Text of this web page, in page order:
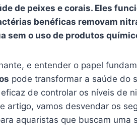
de peixes e corais. Eles
benéficas removam
sem o uso de produtos
e entender o papel
pode transformar a saúde do
de controlar os níveis de
artigo, vamos desvendar os
aquaristas que buscam uma